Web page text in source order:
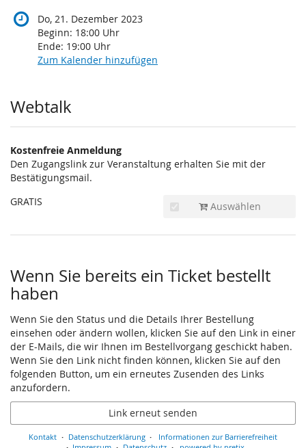
Do, 21. Dezember 2023
Beginn: 18:00 Uhr
Ende: 19:00 Uhr
Zum Kalender hinzufügen
Produkte
Webtalk
Kostenfreie Anmeldung
Den Zugangslink zur Veranstaltung erhalten Sie mit der
Bestätigungsmail.
GRATIS
Auswählen
Wenn Sie bereits ein Ticket bestellt
haben
Wenn Sie den Status und die Details Ihrer Bestellung
einsehen oder ändern wollen, klicken Sie auf den Link in einer
der E-Mails, die wir Ihnen im Bestellvorgang geschickt haben.
Wenn Sie den Link nicht finden können, klicken Sie auf den
folgenden Button, um ein erneutes Zusenden des Links
anzufordern.
Link erneut senden
Kontakt Datenschutzerklärung
Informationen zur Barrierefreiheit